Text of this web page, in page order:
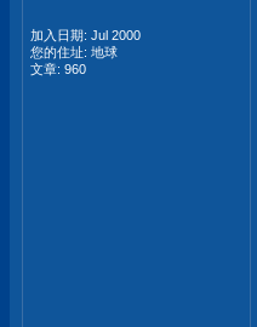
加入日期: Jul 2000
您的住址: 地球
文章: 960